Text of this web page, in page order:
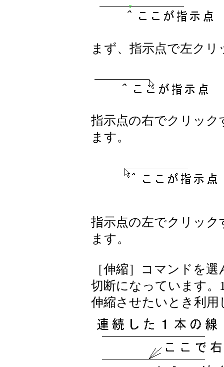
まず、指示点で左ク
指示点の右でクリッ
ます。
指示点の左でクリッ
ます。
［伸縮］コマンドを
切断になっています。
伸縮させたいとき利用